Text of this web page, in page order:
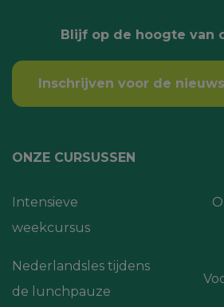
Blijf op de hoogte van
Inschrijven voor de
ONZE CURSUSSEN
Intensieve
weekcursus
Nederlandsles tijdens
de lunchpauze